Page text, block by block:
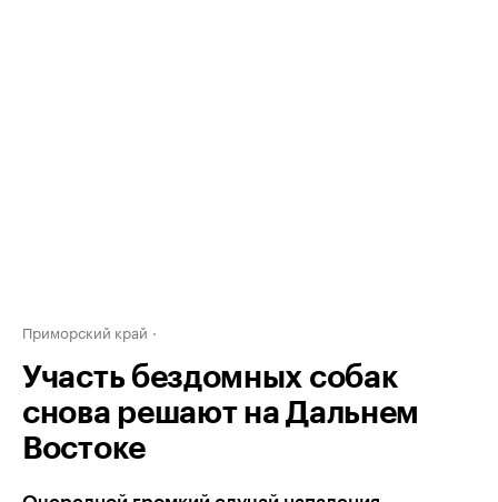
Приморский край
Участь бездомных собак
снова решают на Дальнем
Востоке